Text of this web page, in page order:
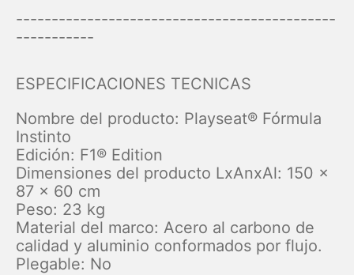
---------------------------------------------
-----------
ESPECIFICACIONES TECNICAS
Nombre del producto: Playseat® Fórmula
Instinto
Edición: F1® Edition
Dimensiones del producto LxAnxAl: 150 x
87 x 60 cm
Peso: 23 kg
Material del marco: Acero al carbono de
calidad y aluminio conformados por flujo.
Plegable: No